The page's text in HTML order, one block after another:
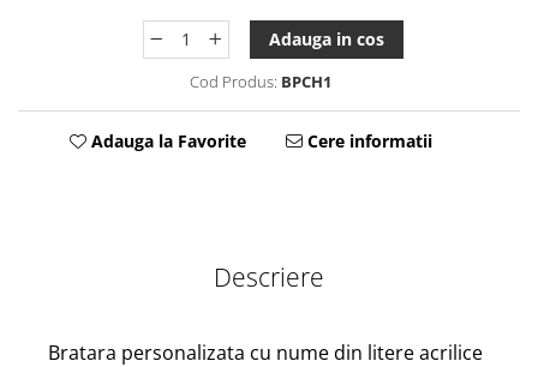
Adauga in cos
Cod Produs: BPCH1
Adauga la Favorite Cere informatii
Descriere
Bratara personalizata cu nume din litere acrilice